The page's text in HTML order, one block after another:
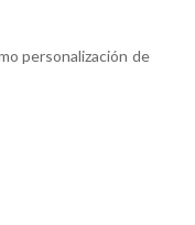
personalización de